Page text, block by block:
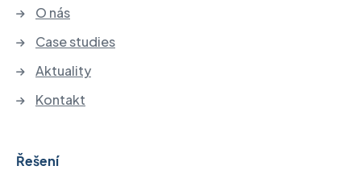
O nás
Case studies
Aktuality
Kontakt
Řešení